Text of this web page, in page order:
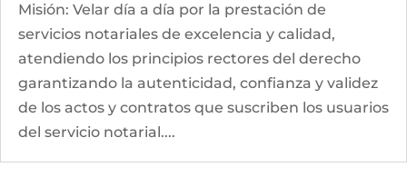
Misión: Velar día a día por la prestación de
servicios notariales de excelencia y calidad,
atendiendo los principios rectores del derecho
garantizando la autenticidad, confianza y validez
de los actos y contratos que suscriben los usuarios
del servicio notarial....